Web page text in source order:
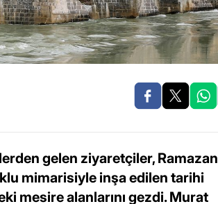
gelen ziyaretçiler, Ramazan
mimarisiyle inşa edilen tarihi
mesire alanlarını gezdi. Murat